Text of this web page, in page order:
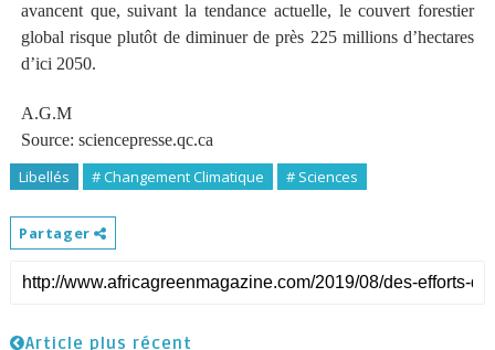
avancent que, suivant la tendance actuelle, le couvert forestier
global risque plutôt de diminuer de près 225 millions d’hectares
d’ici 2050.
A.G.M
Source: sciencepresse.qc.ca
Libellés # Changement Climatique # Sciences
Partager
Article plus récent